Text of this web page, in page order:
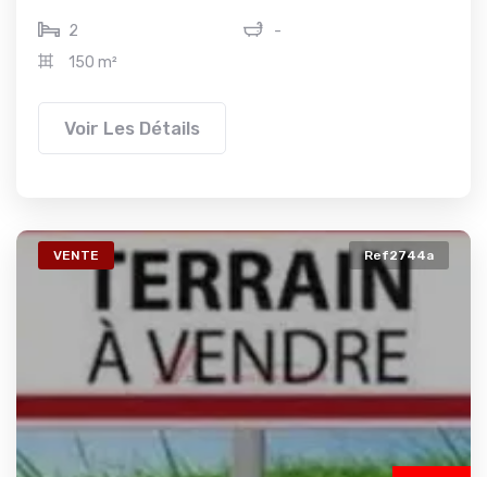
2
-
150 m²
Voir Les Détails
VENTE Ref2744a